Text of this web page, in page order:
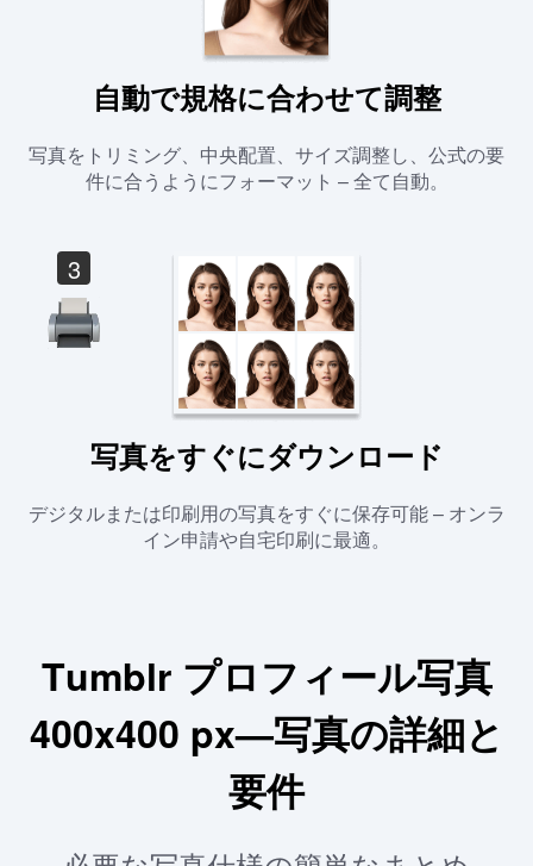
自動で規格に合わせて調整
写真をトリミング、中央配置、サイズ調整し、公式の要
件に合うようにフォーマット – 全て自動。
3
写真をすぐにダウンロード
デジタルまたは印刷用の写真をすぐに保存可能 – オンラ
イン申請や自宅印刷に最適。
Tumblr プロフィール写真
400x400 px—写真の詳細と
要件